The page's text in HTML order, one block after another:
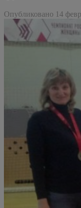
Опубликовано 14